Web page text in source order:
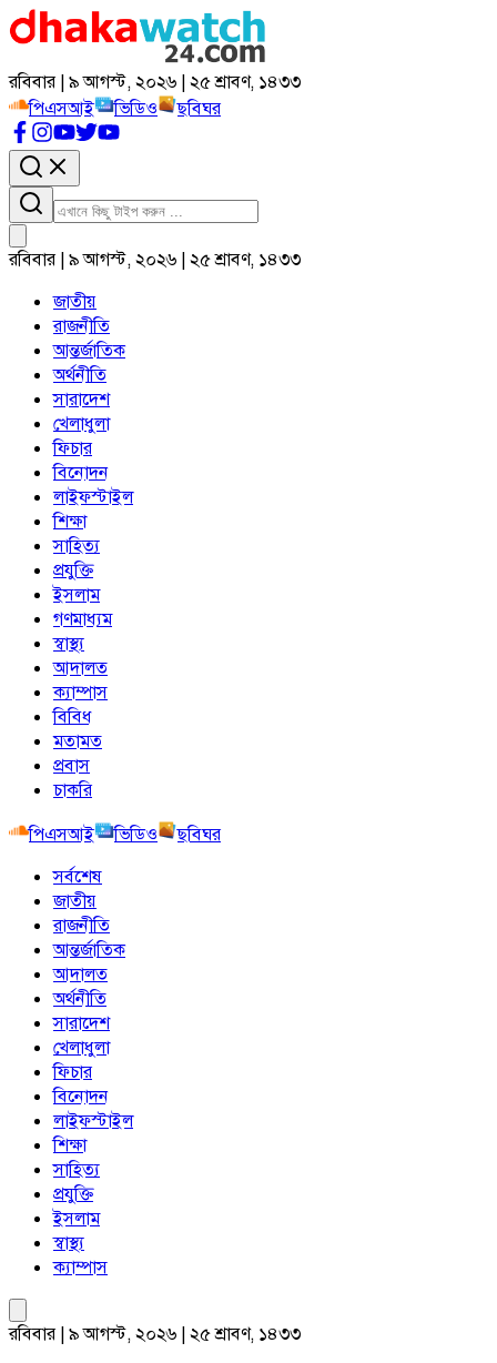
রবিবার | ৯ আগস্ট, ২০২৬ | ২৫ শ্রাবণ, ১৪৩৩
পিএসআই
ভিডিও ছবিঘর
রবিবার | ৯ আগস্ট, ২০২৬ | ২৫ শ্রাবণ, ১৪৩৩
জাতীয়
রাজনীতি
আন্তর্জাতিক
অর্থনীতি
সারাদেশ
খেলাধুলা
ফিচার
বিনোদন
লাইফস্টাইল
শিক্ষা
সাহিত্য
প্রযুক্তি
ইসলাম
গণমাধ্যম
স্বাস্থ্য
আদালত
ক্যাম্পাস
বিবিধ
মতামত
প্রবাস
চাকরি
পিএসআই
ভিডিও
ছবিঘর
সর্বশেষ
জাতীয়
রাজনীতি
আন্তর্জাতিক
আদালত
অর্থনীতি
সারাদেশ
খেলাধুলা
ফিচার
বিনোদন
লাইফস্টাইল
শিক্ষা
সাহিত্য
প্রযুক্তি
ইসলাম
স্বাস্থ্য
ক্যাম্পাস
রবিবার | ৯ আগস্ট, ২০২৬ | ২৫ শ্রাবণ, ১৪৩৩